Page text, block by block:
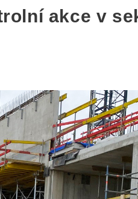
akce v